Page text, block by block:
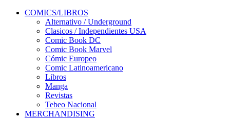
COMICS/LIBROS
Alternativo / Underground
Clasicos / Independientes USA
Comic Book DC
Comic Book Marvel
Cómic Europeo
Comic Latinoamericano
Libros
Manga
Revistas
Tebeo Nacional
MERCHANDISING